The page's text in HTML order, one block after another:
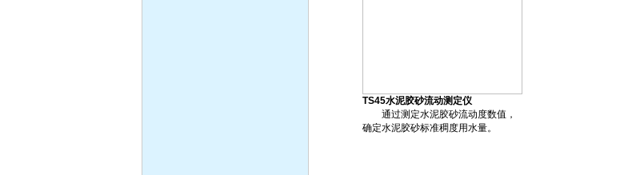
TS45水泥胶砂流动测定仪
通过测定水泥胶砂流动度数值，
确定水泥胶砂标准稠度用水量。